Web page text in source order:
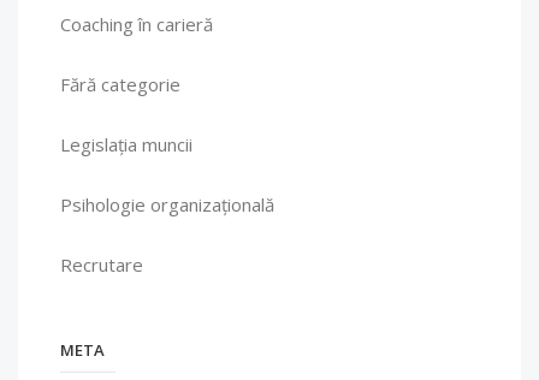
Coaching în carieră
Fără categorie
Legislația muncii
Psihologie organizațională
Recrutare
META